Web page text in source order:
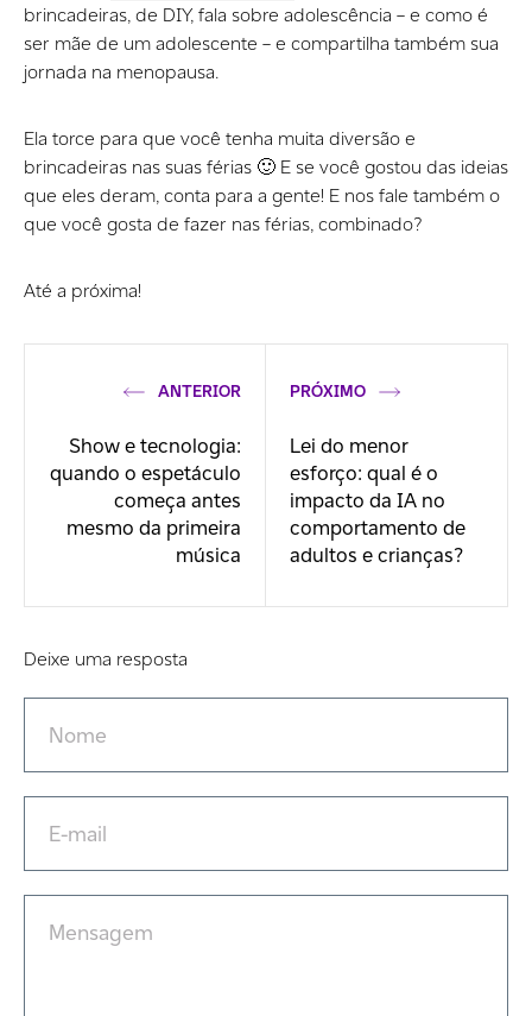
brincadeiras, de DIY, fala sobre adolescência – e como é
ser mãe de um adolescente – e compartilha também sua
jornada na menopausa.
Ela torce para que você tenha muita diversão e
brincadeiras nas suas férias 🙂 E se você gostou das ideias
que eles deram, conta para a gente! E nos fale também o
que você gosta de fazer nas férias, combinado?
Até a próxima!
ANTERIOR
Show e tecnologia:
quando o espetáculo
começa antes
mesmo da primeira
música
PRÓXIMO
Lei do menor
esforço: qual é o
impacto da IA no
comportamento de
adultos e crianças?
Deixe uma resposta